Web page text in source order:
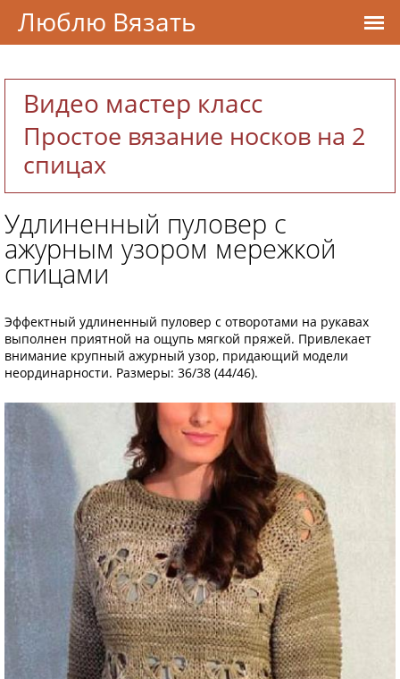
Видео мастер класс
Простое вязание носков на 2
спицах
Удлиненный пуловер с
ажурным узором мережкой
спицами
Эффектный удлиненный пуловер с отворотами на рукавах
выполнен приятной на ощупь мягкой пряжей. Привлекает
внимание крупный ажурный узор, придающий модели
неординарности. Размеры: 36/38 (44/46).
Люблю Вязать